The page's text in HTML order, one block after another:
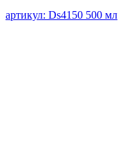
артикул: Ds4150 500 мл